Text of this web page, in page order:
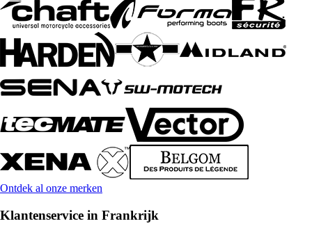
Ontdek al onze merken
Klantenservice in Frankrijk